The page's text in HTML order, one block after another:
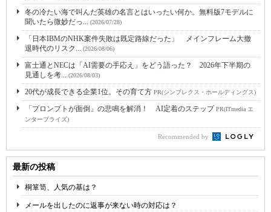
冬の冷たい海で叫んだ英雄の名言とはいったい何か。無料版7モデルに
聞いたら微妙だっ... (2026/07/28)
「日本IBMのNHK案件失敗は既定路線だった」 メインフレーム大撤
退時代のリスク... (2026/08/06)
富士通とNECは「AI需要の手応え」をどう語った？ 2026年下半期の
見通しを考... (2026/08/03)
20代が成長できる企業1位。その育て方 PR(シンプレクス・ホールディングス)
「プロンプトが面倒」の悲鳴を解消！ AI定着のステップPR(ITmedia エ
ンタープライズ)
Recommended by
最新の投稿
桐箪笥、人気の基は？
メールを出したのに返事が来ない時の対応は？